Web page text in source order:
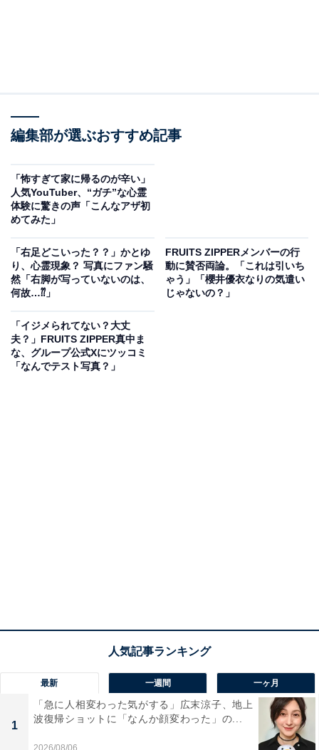
編集部が選ぶおすすめ記事
「怖すぎて家に帰るのが辛い」
人気YouTuber、“ガチ”な心霊
体験に驚きの声「こんなアザ初
めてみた」
「右足どこいった？？」かとゆ
り、心霊現象？ 写真にファン騒
然「右脚が写っていないのは、
何故…⁇」
FRUITS ZIPPERメンバーの行
動に賛否両論。「これは引いち
ゃう」「櫻井優衣なりの気遣い
じゃないの？」
「イジメられてない？大丈
夫？」FRUITS ZIPPER真中ま
な、グループ公式Xにツッコミ
「なんでテスト写真？」
最新 一週間 一ヶ月
1
「急に人相変わった気がする」広末涼子、地上
波復帰ショットに「なんか顔変わった」の...